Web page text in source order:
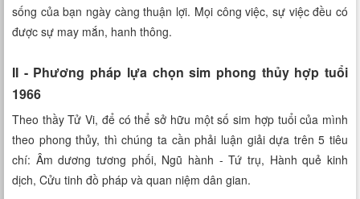
sống của bạn ngày càng thuận lợi. Mọi công việc, sự việc đều có
được sự may mắn, hanh thông.
II - Phương pháp lựa chọn sim phong thủy hợp tuổi
1966
Theo thầy Tử Vi, để có thể sở hữu một số sim hợp tuổi của mình
theo phong thủy, thì chúng ta cần phải luận giải dựa trên 5 tiêu
chí: Âm dương tương phối, Ngũ hành - Tứ trụ, Hành quẻ kinh
dịch, Cửu tinh đồ pháp và quan niệm dân gian.